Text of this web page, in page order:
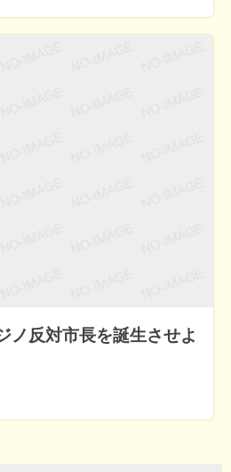
ノ反対市長を誕生させよ